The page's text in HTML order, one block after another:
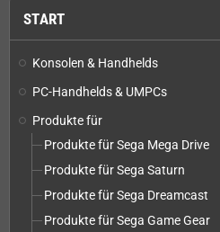
START
Konsolen & Handhelds
PC-Handhelds & UMPCs
Produkte für
Produkte für Sega Mega Drive
Produkte für Sega Saturn
Produkte für Sega Dreamcast
Produkte für Sega Game Gear